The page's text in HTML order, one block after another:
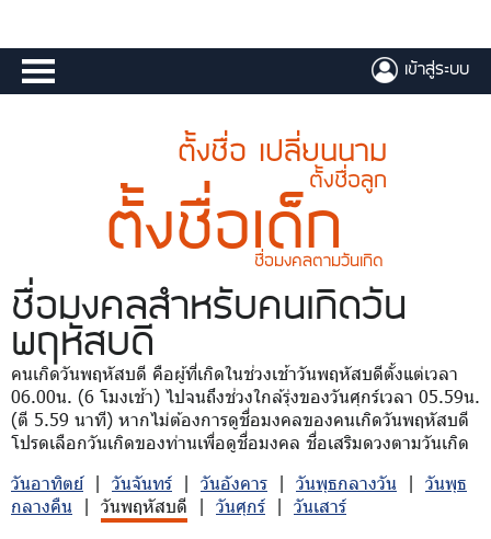
เข้าสู่ระบบ
ตั้งชื่อ เปลี่ยนนาม
ตั้งชื่อลูก
ตั้งชื่อเด็ก
ชื่อมงคลตามวันเกิด
ชื่อมงคลสำหรับคนเกิดวัน
พฤหัสบดี
คนเกิดวันพฤหัสบดี คือผู้ที่เกิดในช่วงเช้าวันพฤหัสบดีตั้งแต่เวลา
06.00น. (6 โมงเช้า) ไปจนถึงช่วงใกล้รุ่งของวันศุกร์เวลา 05.59น.
(ตี 5.59 นาที) หากไม่ต้องการดูชื่อมงคลของคนเกิดวันพฤหัสบดี
โปรดเลือกวันเกิดของท่านเพื่อดูชื่อมงคล ชื่อเสริมดวงตามวันเกิด
วันอาทิตย์| วันจันทร์ | วันอังคาร | วันพุธกลางวัน | วันพุธ
กลางคืน | วันพฤหัสบดี | วันศุกร์ | วันเสาร์